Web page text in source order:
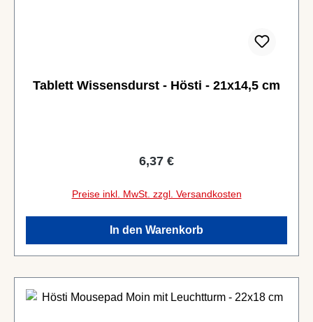
Tablett Wissensdurst - Hösti - 21x14,5 cm
Regulärer Preis:
6,37 €
Preise inkl. MwSt. zzgl. Versandkosten
In den Warenkorb